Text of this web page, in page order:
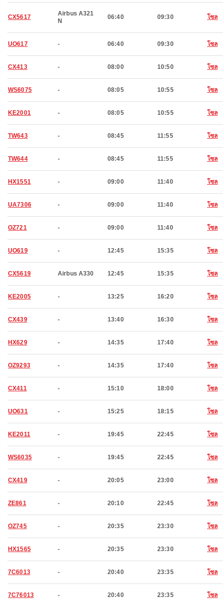
CX5617
Airbus A321
N
06:40 09:30 โซล
UO617 - 06:40 09:30 โซล
CX413 - 08:00 10:50 โซล
WS6075 - 08:05 10:55 โซล
KE2001 - 08:05 10:55 โซล
TW643 - 08:45 11:55 โซล
TW644 - 08:45 11:55 โซล
HX1551 - 09:00 11:40 โซล
UA7306 - 09:00 11:40 โซล
OZ721 - 09:00 11:40 โซล
UO619 - 12:45 15:35 โซล
CX5619 Airbus A330 12:45 15:35 โซล
KE2005 - 13:25 16:20 โซล
CX439 - 13:40 16:30 โซล
HX629 - 14:35 17:40 โซล
OZ9293 - 14:35 17:40 โซล
CX411 - 15:10 18:00 โซล
UO631 - 15:25 18:15 โซล
KE2011 - 19:45 22:45 โซล
WS6035 - 19:45 22:45 โซล
CX419 - 20:05 23:00 โซล
ZE861 - 20:10 22:45 โซล
OZ745 - 20:35 23:30 โซล
HX1565 - 20:35 23:30 โซล
7C6013 - 20:40 23:35 โซล
7C76013 - 20:40 23:35 โซล